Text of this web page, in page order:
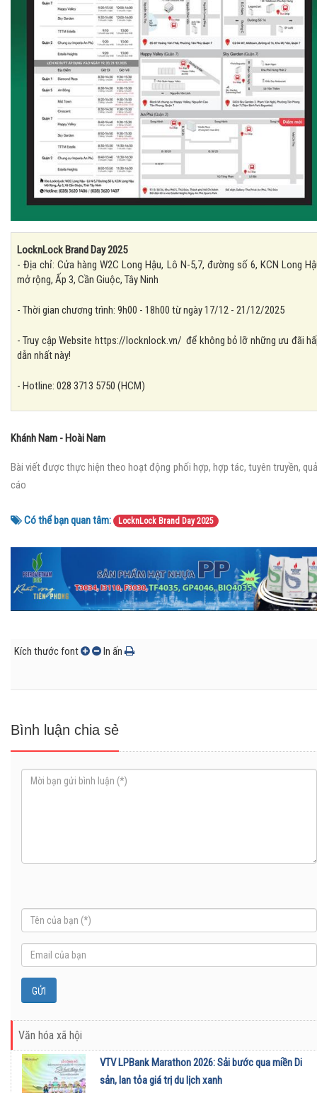
LocknLock Brand Day 2025
- Địa chỉ: Cửa hàng W2C Long Hậu, Lô N-5,7, đường số 6, KCN Long
mở rộng, Ấp 3, Cần Giuộc, Tây Ninh
- Thời gian chương trình: 9h00 - 18h00 từ ngày 17/12 - 21/12/2025
- Truy cập Website https://locknlock.vn/ để không bỏ lỡ những ưu đãi
dẫn nhất này!
- Hotline: 028 3713 5750 (HCM)
Khánh Nam - Hoài Nam
Bài viết được thực hiện theo hoạt động phối hợp, hợp tác, tuyên truyền,
cáo
Có thể bạn quan tâm: LocknLock Brand Day 2025
Kích thước font In ấn
Bình luận chia sẻ
Văn hóa xã hội
VTV LPBank Marathon 2026: Sải bước qua miền Di
sản, lan tỏa giá trị du lịch xanh